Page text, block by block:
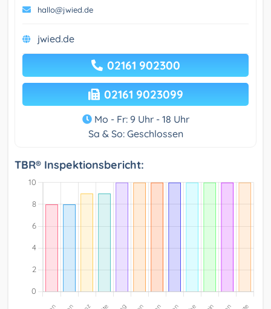
hallo@jwied.de
jwied.de
02161 902300
02161 9023099
Mo - Fr: 9 Uhr - 18 Uhr
Sa & So: Geschlossen
TBR® Inspektionsbericht: